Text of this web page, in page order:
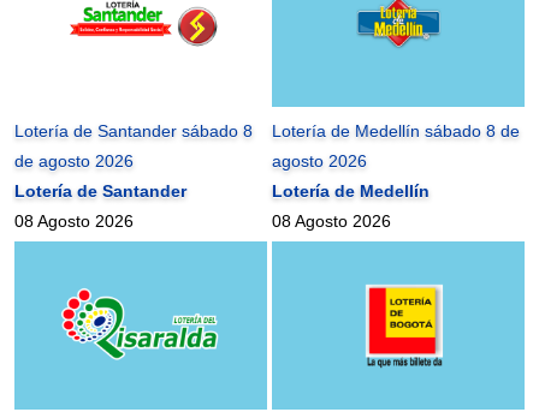
Lotería de Santander sábado 8
de agosto 2026
Lotería de Santander
08 Agosto 2026
Lotería de Medellín sábado 8 de
agosto 2026
Lotería de Medellín
08 Agosto 2026